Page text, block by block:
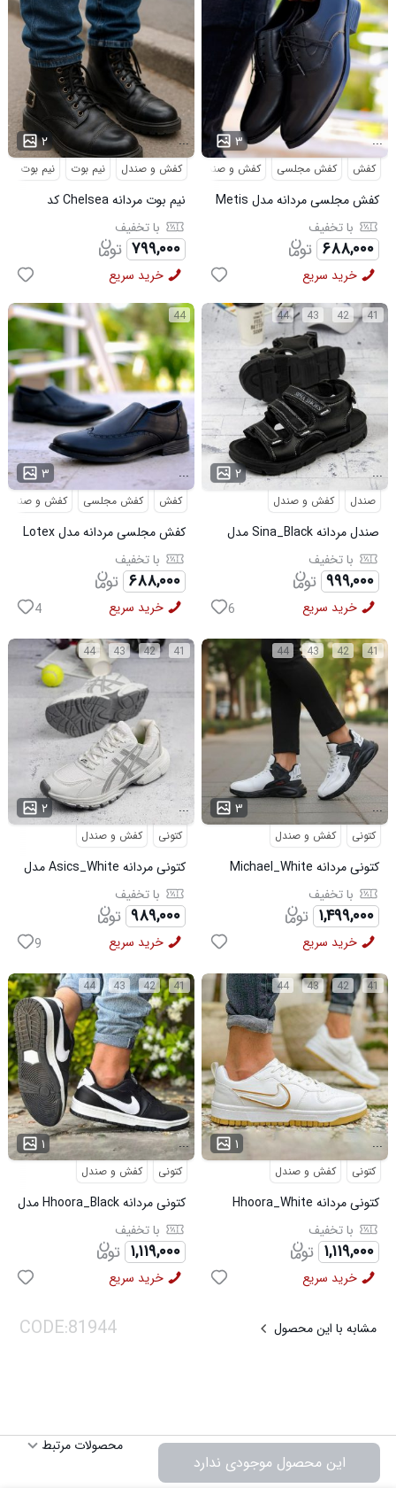
محصولات مرتبط
این محصول موجودی ندارد
۲ ...
کفش و صندل نیم بوت نیم بوت
نیم بوت مردانه Chelsea کد
6413با تخفیف
۷۹۹,۰۰۰
خرید سریع
۳ ...
کفش کفش مجلسی کفش و صندل
کفش مجلسی مردانه مدل Metis
کد 6328 با تخفیف
۶۸۸,۰۰۰
خرید سریع
44
۳ ...
کفش کفش مجلسی کفش و صندل
کفش مجلسی مردانه مدل Lotex
کد6330
با تخفیف
۶۸۸,۰۰۰
خرید سریع 4
41
42
43
44
۲ ...
صندل کفش و صندل
صندل مردانه Sina_Black مدل
3973با تخفیف
۹۹۹,۰۰۰
خرید سریع 6
41
42
43
44
۲ ...
کتونی کفش و صندل
کتونی مردانه Asics_White مدل
3975با تخفیف
۹۸۹,۰۰۰
خرید سریع 9
41
42
43
44
۳ ...
کتونی کفش و صندل
کتونی مردانه Michael_White
مدل 3844 با تخفیف
۱,۴۹۹,۰۰۰
خرید سریع
41
42
43
44
۱ ...
کتونی کفش و صندل
کتونی مردانه Hhoora_Black مدل
3939با تخفیف
۱,۱۱۹,۰۰۰
خرید سریع
41
42
43
44
۱ ...
کتونی کفش و صندل
کتونی مردانه Hhoora_White
مدل 3938 با تخفیف
۱,۱۱۹,۰۰۰
خرید سریع
مشابه با این محصول